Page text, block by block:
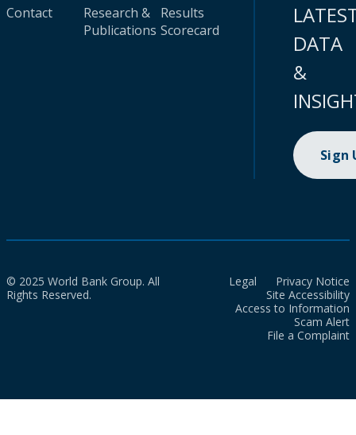
Contact
Research &
Publications
Results
Scorecard
DATA
&
Sign
© 2025 World Bank Group. All
Rights Reserved.
Legal
Privacy Notice
Site Accessibility
Access to Information
Scam Alert
File a Complaint